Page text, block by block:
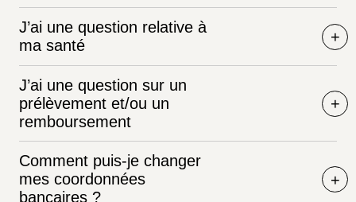
J’ai une question relative à
ma santé
J’ai une question sur un
prélèvement et/ou un
remboursement
Comment puis-je changer
mes coordonnées
bancaires ?